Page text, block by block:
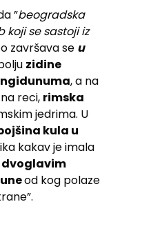
”beogradska
koji se sastoji iz
završava se u
zidine
, a na
reci, rimska
jedrima. U
kula u
kakav je imala
dvoglavim
od kog polaze